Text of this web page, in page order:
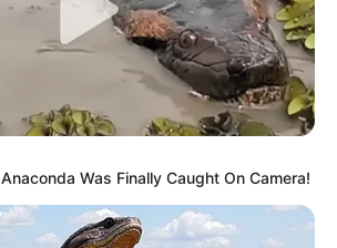
Was Finally Caught On Camera!